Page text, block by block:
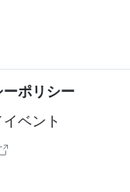
ポリシー
ベント